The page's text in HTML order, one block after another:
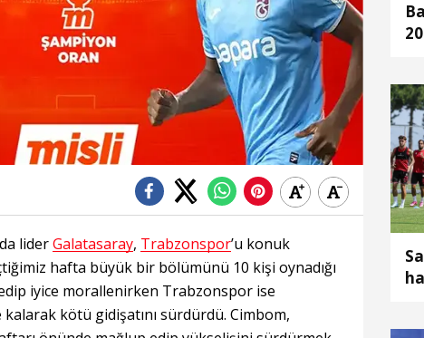
liderGalatasaray, Trabzonspor’u konuk
hafta büyük bir bölümünü 10 kişi oynadığı
iyice morallenirken Trabzonspor ise
kalarak kötü gidişatını sürdürdü. Cimbom,